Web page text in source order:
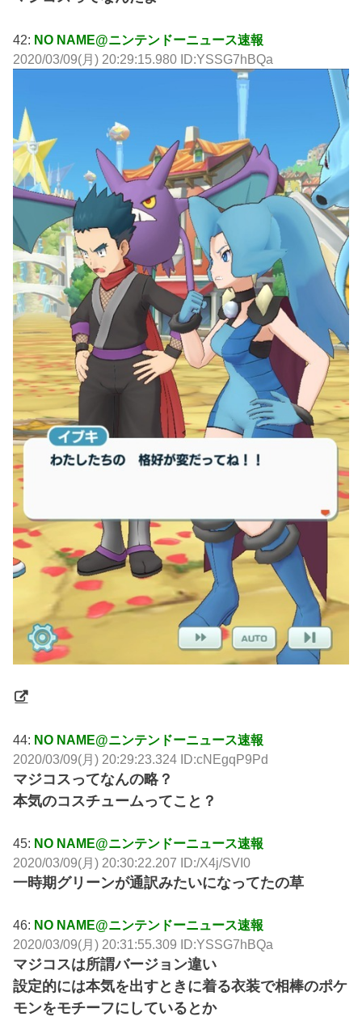
42: NO NAME@ニンテンドーニュース速報
2020/03/09(月) 20:29:15.980 ID:YSSG7hBQa
44: NO NAME@ニンテンドーニュース速報
2020/03/09(月) 20:29:23.324 ID:cNEgqP9Pd
マジコスってなんの略？
本気のコスチュームってこと？
45: NO NAME@ニンテンドーニュース速報
2020/03/09(月) 20:30:22.207 ID:/X4j/SVI0
一時期グリーンが通訳みたいになってたの草
46: NO NAME@ニンテンドーニュース速報
2020/03/09(月) 20:31:55.309 ID:YSSG7hBQa
マジコスは所謂バージョン違い
設定的には本気を出すときに着る衣装で相棒のポケ
モンをモチーフにしているとか